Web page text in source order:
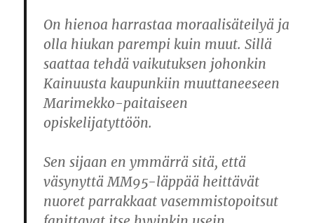
On hienoa harrastaa moraalisäteilyä ja
olla hiukan parempi kuin muut. Sillä
saattaa tehdä vaikutuksen johonkin
Kainuusta kaupunkiin muuttaneeseen
Marimekko-paitaiseen
opiskelijatyttöön.
Sen sijaan en ymmärrä sitä, että
väsynyttä MM95-läppää heittävät
nuoret parrakkaat vasemmistopoitsut